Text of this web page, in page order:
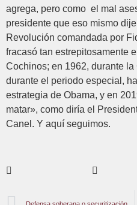
agrega, pero como el mal
presidente que eso mismo
Revolución comandada por
fracasó tan estrepitosamente
Cochinos; en 1962, durante
durante el periodo especial,
estrategia de Obama, y en
matar», como diría el
Canel. Y aquí seguimos.